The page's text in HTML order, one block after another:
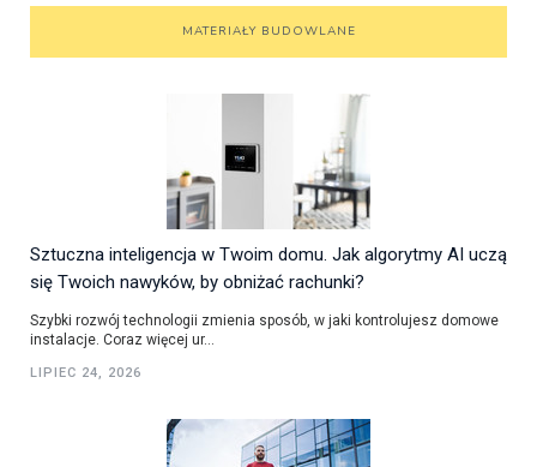
MATERIAŁY BUDOWLANE
Sztuczna inteligencja w Twoim domu. Jak algorytmy AI uczą
się Twoich nawyków, by obniżać rachunki?
Szybki rozwój technologii zmienia sposób, w jaki kontrolujesz domowe
instalacje. Coraz więcej ur...
LIPIEC 24, 2026